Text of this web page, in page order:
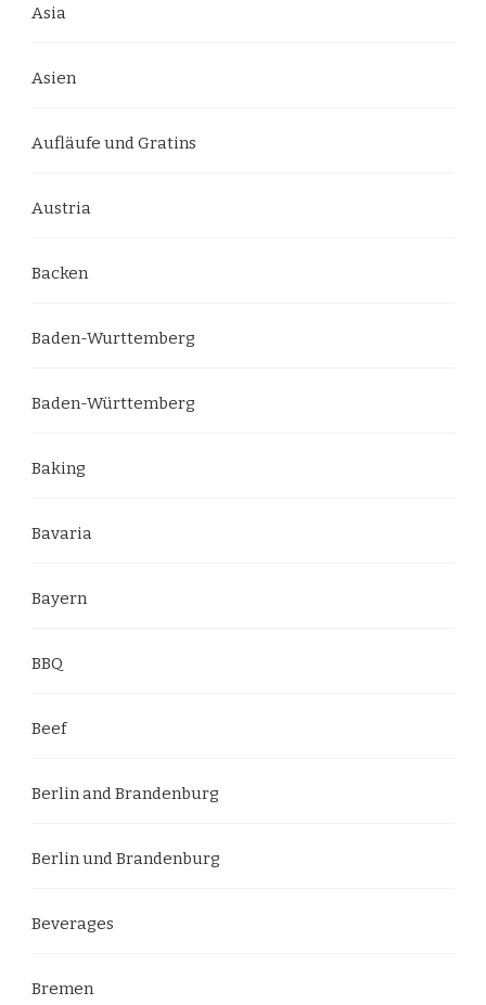
Asia
Asien
Aufläufe und Gratins
Austria
Backen
Baden-Wurttemberg
Baden-Württemberg
Baking
Bavaria
Bayern
BBQ
Beef
Berlin and Brandenburg
Berlin und Brandenburg
Beverages
Bremen